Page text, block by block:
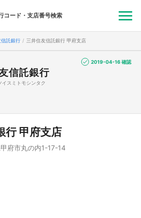
コード・支店番号検索
信託銀行 三井住友信託銀行 甲府支店
信託銀行
イスミトモシンタク
2019-04-16 確認
行 甲府支店
府市丸の内1-17-14